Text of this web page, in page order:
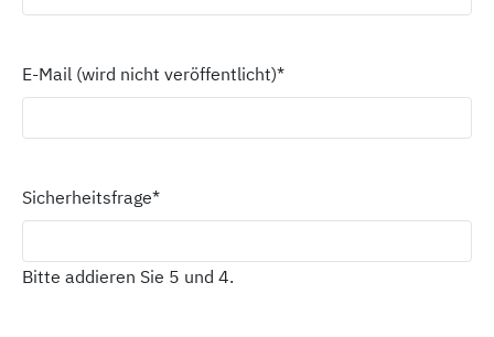
E-Mail (wird nicht veröffentlicht)*
Sicherheitsfrage*
Bitte addieren Sie 5 und 4.